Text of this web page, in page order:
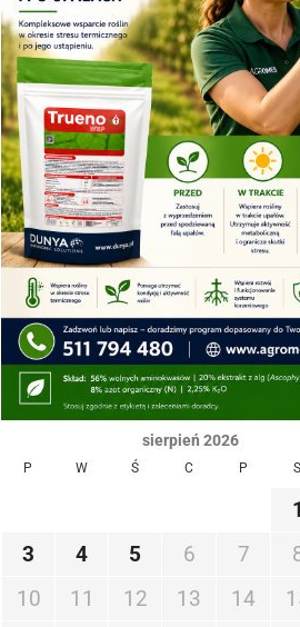
sierpień 2026
P W Ś C P S
1
3
4 5 6 7
10
11 12 13 14